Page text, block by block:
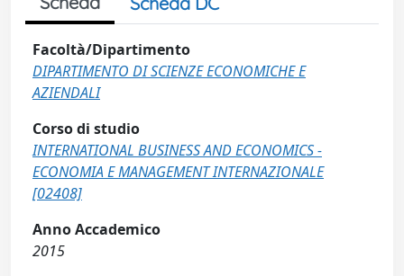
Facoltà/Dipartimento
DIPARTIMENTO DI SCIENZE ECONOMICHE E
AZIENDALI
Corso di studio
INTERNATIONAL BUSINESS AND ECONOMICS -
ECONOMIA E MANAGEMENT INTERNAZIONALE
[02408]
Anno Accademico
2015